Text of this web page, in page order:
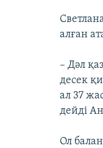
алған
– Дәл
десек
ал 37
дейді
Ол